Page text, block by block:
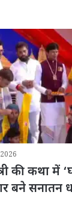
की कथा में
बने सनातन